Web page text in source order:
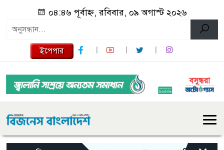
০৪:৪৬ পূর্বাহ্ন, রবিবার, ০৯ অগাস্ট ২০২৬
ইপেপার